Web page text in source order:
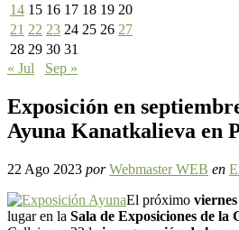
14 15 16 17 18 19 20
21 22 23 24 25 26 27
28 29 30 31
« Jul
Sep »
Exposición en
Ayuna Kanatkalieva en
22 Ago 2023 por Webmaster WEB en
El próximo
lugar en la Sala de Exposiciones de la